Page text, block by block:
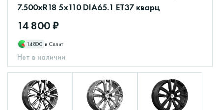
7.500xR18 5x110 DIA65.1 ET37 кварц
14 800 ₽
14800 в Сплит
Нет в наличии